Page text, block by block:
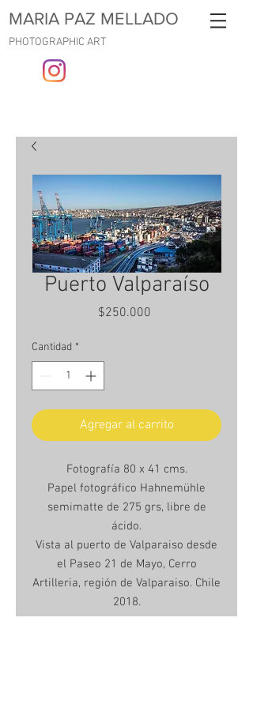
MARIA PAZ MELLADO
PHOTOGRAPHIC ART
Puerto Valparaíso
$250.000
Cantidad *
Agregar al carrito
Fotografía 80 x 41 cms.
Papel fotográfico Hahnemühle
semimatte de 275 grs, libre de
ácido.
Vista al puerto de Valparaiso desde
el Paseo 21 de Mayo, Cerro
Artilleria, región de Valparaiso. Chile
2018.